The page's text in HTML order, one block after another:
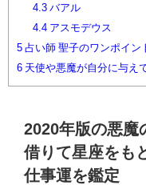
4.3バアル
4.4アスモデウス
5 占い師 聖子のワンポイン
6 天使や悪魔が自分に与え
2020年版の悪魔
借りて星座をも
仕事運を鑑定